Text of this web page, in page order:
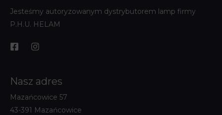
Jesteśmy autoryzowanym dystrybutorem lamp firmy
P.H.U. HELAM
Nasz adres
Mazańcowice 57
43-391 Mazańcowice